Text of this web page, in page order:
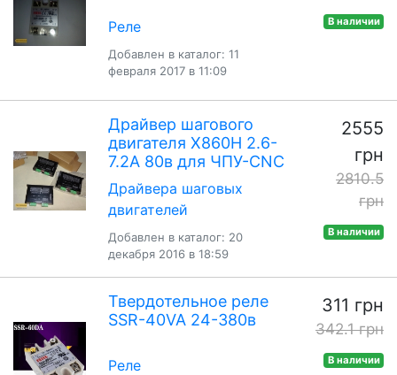
Реле
Добавлен в каталог: 11
февраля 2017 в 11:09
В наличии
Драйвер шагового
двигателя X860Н 2.6-
7.2А 80в для ЧПУ-CNC
Драйвера шаговых
двигателей
Добавлен в каталог: 20
декабря 2016 в 18:59
2555
грн
2810.5
грн
В наличии
Твердотельное реле
SSR-40VA 24-380в
Реле
311 грн
342.1 грн
В наличии